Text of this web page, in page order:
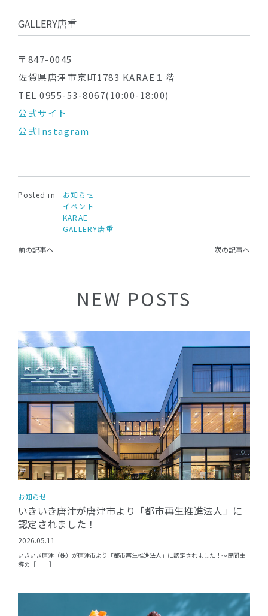
NEW POSTS
お知らせ
いきいき唐津が唐津市より「都市再生推進法人」に
認定されました！
2026.05.11
いきいき唐津（株）が唐津市より「都市再生推進法人」に認定されました！〜民間主
導の［……］
GALLERY唐重
〒847-0045
佐賀県唐津市京町1783 KARAE１階
TEL 0955-53-8067(10:00-18:00)
公式サイト
公式Instagram
Posted in
お知らせ
イベント
KARAE
GALLERY唐重
前の記事へ 次の記事へ